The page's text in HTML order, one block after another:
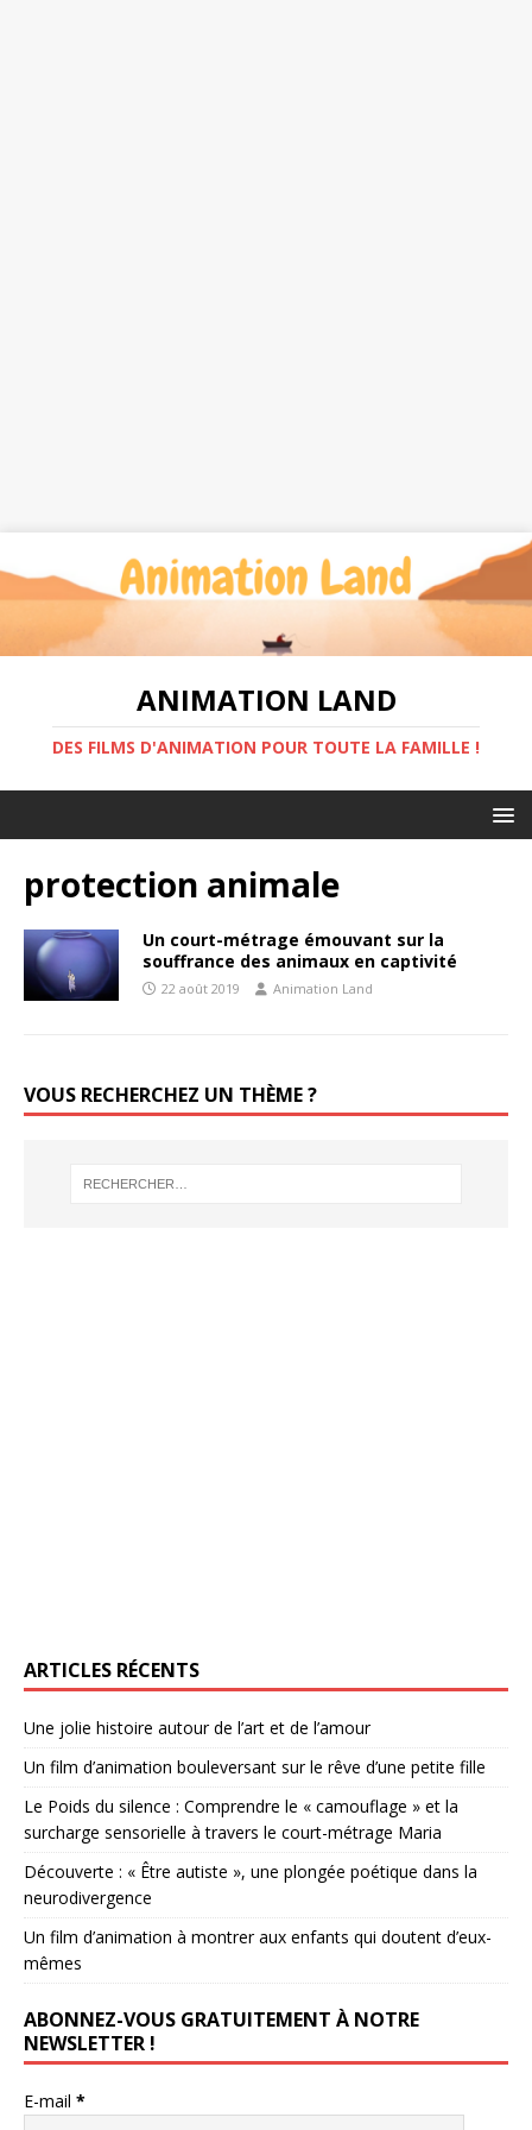
ANIMATION LAND
DES FILMS D'ANIMATION POUR TOUTE LA FAMILLE !
protection animale
Un court-métrage émouvant sur la
souffrance des animaux en captivité
22 août 2019 Animation Land
VOUS RECHERCHEZ UN THÈME ?
ARTICLES RÉCENTS
Une jolie histoire autour de l’art et de l’amour
Un film d’animation bouleversant sur le rêve d’une petite fille
Le Poids du silence : Comprendre le « camouflage » et la
surcharge sensorielle à travers le court-métrage Maria
Découverte : « Être autiste », une plongée poétique dans la
neurodivergence
Un film d’animation à montrer aux enfants qui doutent d’eux-
mêmes
ABONNEZ-VOUS GRATUITEMENT À NOTRE
NEWSLETTER !
E-mail *